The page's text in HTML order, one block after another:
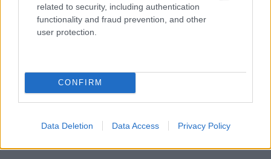
related to security, including authentication
functionality and fraud prevention, and other
user protection.
CONFIRM
Data Deletion Data Access Privacy Policy
Servizi / Posizione
Gignod (AO) - 653.5km
Frazione Buthier-Morï¿½, 5